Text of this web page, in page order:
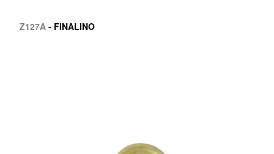
Z127A- FINALINO